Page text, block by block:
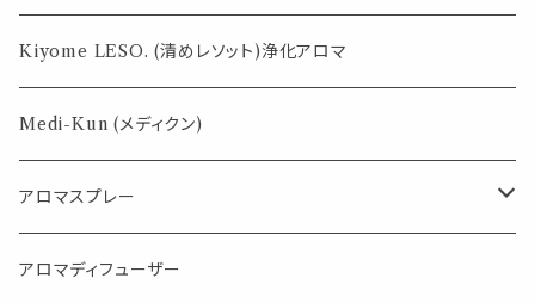
薄荷の香りで体感温度-4℃ !? スースーシリーズ
パロサント
Kiyome LESO. (清めレソット)浄化アロマ
Medi-Kun (メディクン)
アロマスプレー
目的で選ぶ
アロマディフューザー